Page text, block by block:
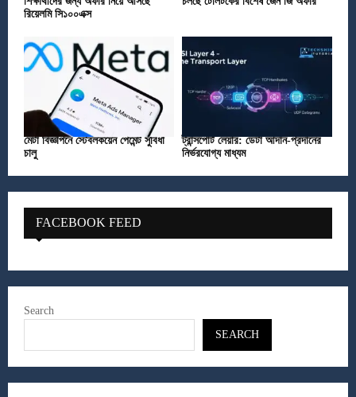
রিয়েলমি সি১০০এক্স
মেটা বিজ্ঞাপনে স্টেবলকয়েন পেমেন্ট সুবিধা
চালু
ট্রান্সপোর্ট লেয়ার: ডেটা আদান-প্রদানের
নির্ভরযোগ্য মাধ্যম
FACEBOOK FEED
Search
SEARCH